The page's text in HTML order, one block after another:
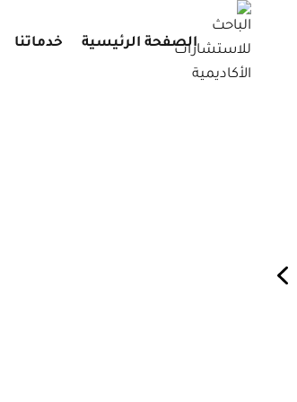
الصفحة الرئيسية خدماتنا